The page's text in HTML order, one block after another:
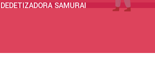
DEDETIZADORA SAMURAI